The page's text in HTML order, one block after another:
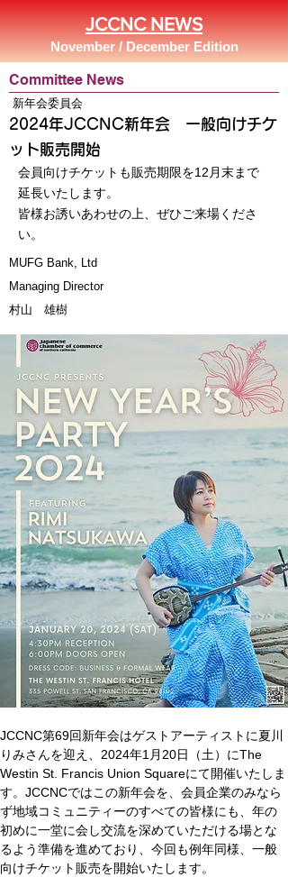
JCCNC NEWS
November / December Edition
Committee News
新年会委員会
2024年JCCNC新年会 一般向けチケ
ット販売開始
会員向けチケットも販売期限を12月末まで
延長いたします。
皆様お誘いあわせの上、ぜひご来場くださ
い。
MUFG Bank, Ltd
Managing Director
村山 雄樹
JCCNC第69回新年会はゲストアーティストに夏川
りみさんを迎え、2024年1月20日（土）にThe
Westin St. Francis Union Squareにて開催いたしま
す。JCCNCではこの新年会を、会員企業のみなら
ず地域コミュニティーのすべての皆様にも、年の
初めに一堂に会し交流を深めていただける場とな
るよう準備を進めており、今回も例年同様、一般
向けチケット販売を開始いたします。